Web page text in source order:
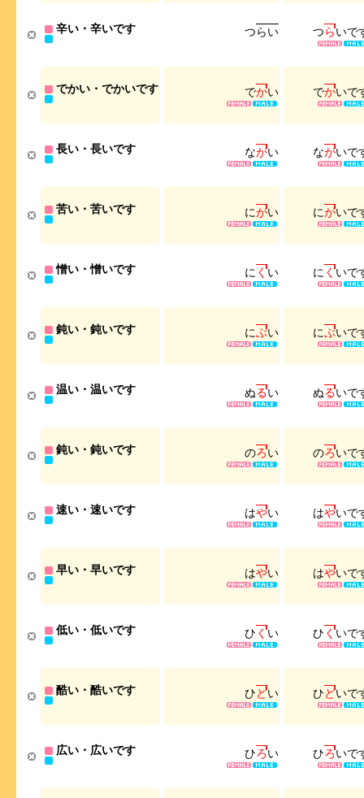
辛い・辛いです つらい つらいで
でかい・でかいです でかい でかいで
長い・長いです ながい ながいで
苦い・苦いです にがい にがいで
憎い・憎いです に くい に くいで
鈍い・鈍いです にぶい にぶいで
温い・温いです ぬるい ぬるいで
鈍い・鈍いです のろい のろいで
速い・速いです はやい はやいで
早い・早いです はやい はやいで
低い・低いです ひ くい ひ くいで
酷い・酷いです ひどい ひどいで
広い・広いです ひろい ひろいで